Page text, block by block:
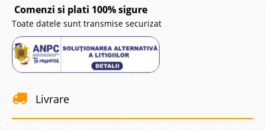
Comenzi si plati 100% sigure
Toate datele sunt transmise securizat
Livrare